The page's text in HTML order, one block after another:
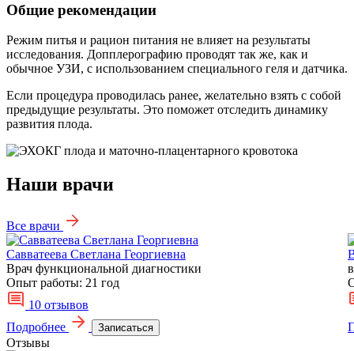
Общие рекомендации
Режим питья и рацион питания не влияет на результаты
исследования. Допплерографию проводят так же, как и
обычное УЗИ, с использованием специального геля и датчика.
Если процедура проводилась ранее, желательно взять с собой
предыдущие результаты. Это поможет отследить динамику
развития плода.
Наши врачи
Все врачи
Савватеева Светлана Георгиевна
Врач функциональной диагностики
Опыт работы: 21 год
10 отзывов
Подробнее
Записаться
Отзывы